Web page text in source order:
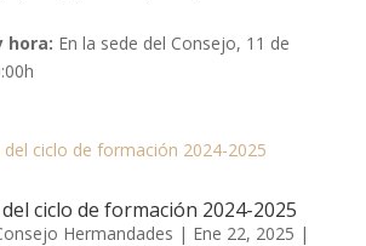
hora: En la sede del Consejo, 11 de
ciclo de formación 2024-2025
Hermandades | Ene 22, 2025 |